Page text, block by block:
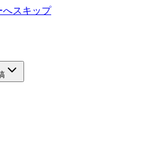
へスキップ